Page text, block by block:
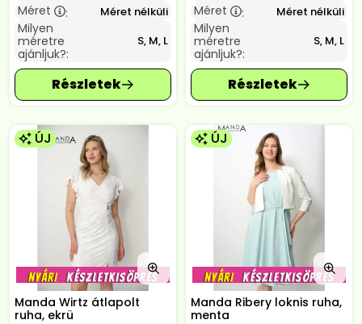
Méret
: Méret nélküli
Milyen
méretre
ajánljuk?:
S, M, L
Méret
: Méret nélküli
Milyen
méretre
ajánljuk?:
S, M, L
ÚJ
Manda Wirtz átlapolt
ruha, ekrü
ÚJ
Manda Ribery loknis ruha,
menta